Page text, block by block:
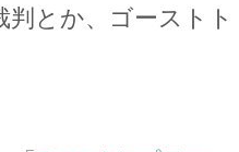
判とか、ゴースト